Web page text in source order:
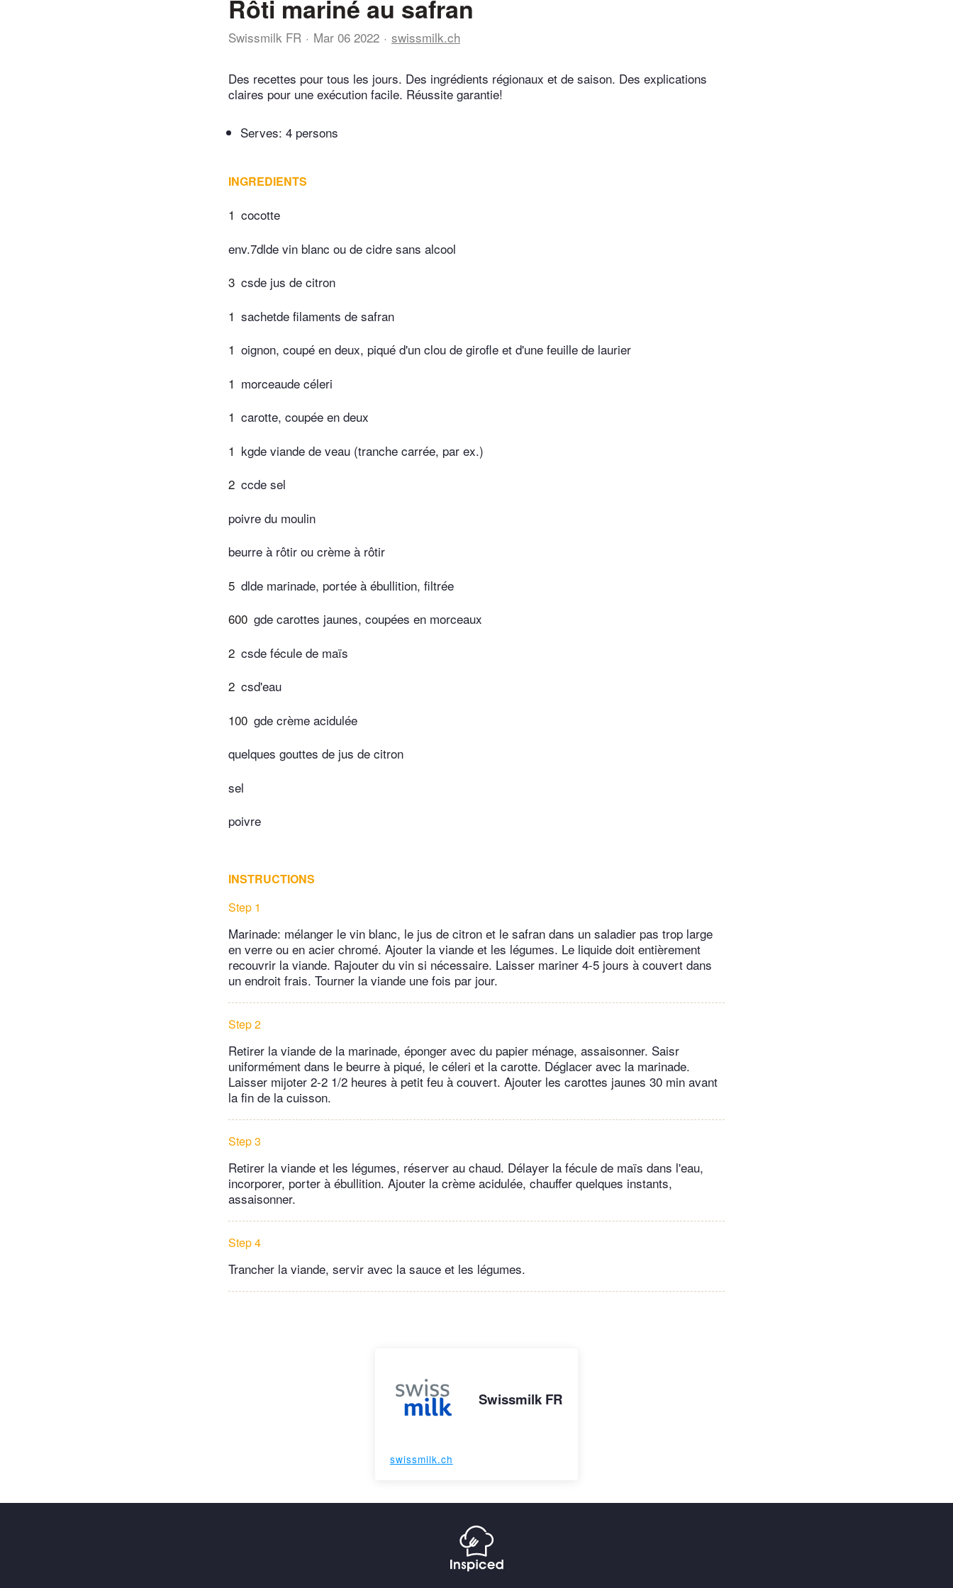
Rôti mariné au safran
Swissmilk FR Mar 06 2022 swissmilk.ch
Des recettes pour tous les jours. Des ingrédients régionaux et de saison. Des explications
claires pour une exécution facile. Réussite garantie!
Serves: 4 persons
INGREDIENTS
1 cocotte
env.7dlde vin blanc ou de cidre sans alcool
3 csde jus de citron
1 sachetde filaments de safran
1 oignon, coupé en deux, piqué d'un clou de girofle et d'une feuille de laurier
1 morceaude céleri
1 carotte, coupée en deux
1 kgde viande de veau (tranche carrée, par ex.)
2 ccde sel
poivre du moulin
beurre à rôtir ou crème à rôtir
5 dlde marinade, portée à ébullition, filtrée
600 gde carottes jaunes, coupées en morceaux
2 csde fécule de maïs
2 csd'eau
100 gde crème acidulée
quelques gouttes de jus de citron
sel
poivre
INSTRUCTIONS
Step 1
Marinade: mélanger le vin blanc, le jus de citron et le safran dans un saladier pas trop large
en verre ou en acier chromé. Ajouter la viande et les légumes. Le liquide doit entièrement
recouvrir la viande. Rajouter du vin si nécessaire. Laisser mariner 4-5 jours à couvert dans
un endroit frais. Tourner la viande une fois par jour.
Step 2
Retirer la viande de la marinade, éponger avec du papier ménage, assaisonner. Saisr
uniformément dans le beurre à piqué, le céleri et la carotte. Déglacer avec la marinade.
Laisser mijoter 2-2 1/2 heures à petit feu à couvert. Ajouter les carottes jaunes 30 min avant
la fin de la cuisson.
Step 3
Retirer la viande et les légumes, réserver au chaud. Délayer la fécule de maïs dans l'eau,
incorporer, porter à ébullition. Ajouter la crème acidulée, chauffer quelques instants,
assaisonner.
Step 4
Trancher la viande, servir avec la sauce et les légumes.
Swissmilk FR
swissmilk.ch